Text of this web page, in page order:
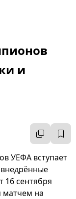
и
УЕФА вступает
16 сентября
матчем на